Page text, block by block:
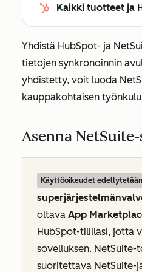
Kaikki tuotteet ja
Yhdistä HubSpot- ja
tietojen synkronoinnin
yhdistetty, voit luoda
kauppakohtaisen
Asenna
Käyttöoikeudet edellytetään
oltava App
HubSpot-tililläsi, jotta
sovelluksen.
suoritettava NetSuite-